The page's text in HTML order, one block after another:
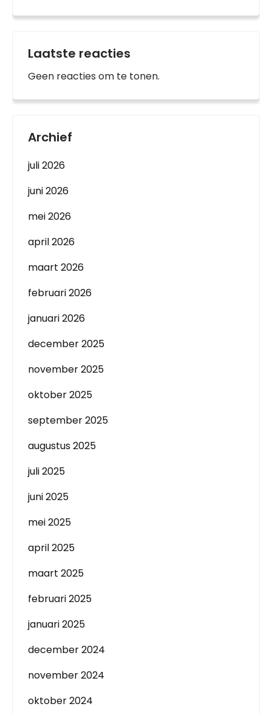
Laatste reacties
Geen reacties om te tonen.
Archief
juli 2026
juni 2026
mei 2026
april 2026
maart 2026
februari 2026
januari 2026
december 2025
november 2025
oktober 2025
september 2025
augustus 2025
juli 2025
juni 2025
mei 2025
april 2025
maart 2025
februari 2025
januari 2025
december 2024
november 2024
oktober 2024